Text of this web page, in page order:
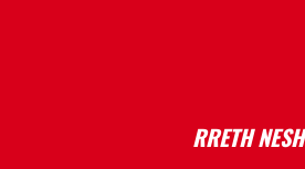
RRETH NESH